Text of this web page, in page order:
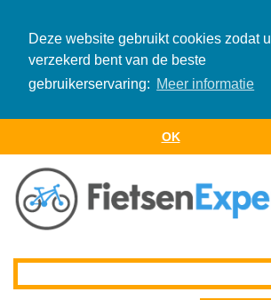
Deze website gebruikt cookies zodat u
verzekerd bent van de beste
gebruikerservaring: Meer informatie
OK